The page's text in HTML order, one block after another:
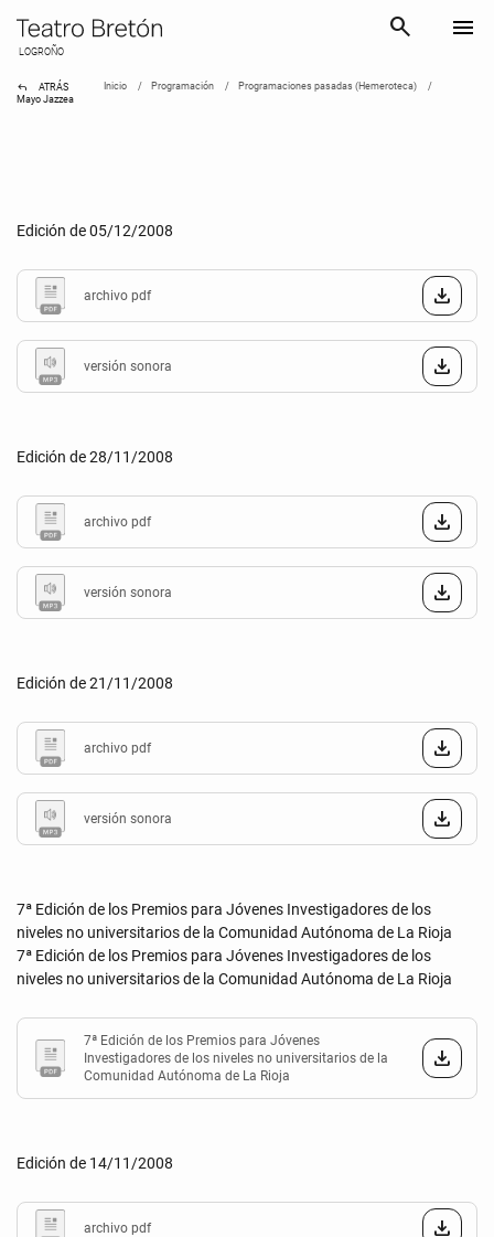
LOGROÑO
search menu
reply ATRÁS Inicio Programación
Programaciones pasadas (Hemeroteca)
Mayo Jazzea
Edición de 05/12/2008
archivo pdf
versión sonora
Edición de 28/11/2008
archivo pdf
versión sonora
Edición de 21/11/2008
archivo pdf
versión sonora
7ª Edición de los Premios para Jóvenes Investigadores de los
niveles no universitarios de la Comunidad Autónoma de La Rioja
7ª Edición de los Premios para Jóvenes Investigadores de los
niveles no universitarios de la Comunidad Autónoma de La Rioja
7ª Edición de los Premios para Jóvenes
Investigadores de los niveles no universitarios de la
Comunidad Autónoma de La Rioja
Edición de 14/11/2008
archivo pdf